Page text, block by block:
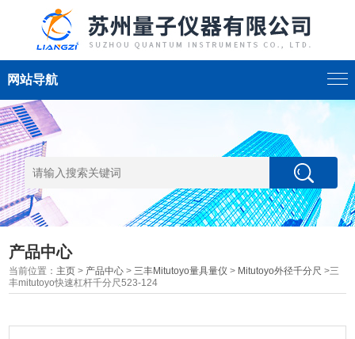
网站导航
产品中心
当前位置： 主页 > 产品中心 >三丰Mitutoyo量具量仪 > Mitutoyo外径千分尺 >三
丰mitutoyo快速杠杆千分尺523-124